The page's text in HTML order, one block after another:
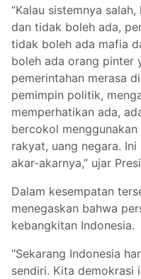
“Kalau sistemnya
dan tidak boleh ada,
tidak boleh ada mafia
boleh ada orang pinter
pemerintahan merasa
pemimpin politik,
memperhatikan ada,
bercokol
rakyat, uang negara.
akar-akarnya,” ujar
Dalam kesempatan
menegaskan bahwa
kebangkitan Indonesia.
“Sekarang Indonesia
sendiri. Kita demokrasi